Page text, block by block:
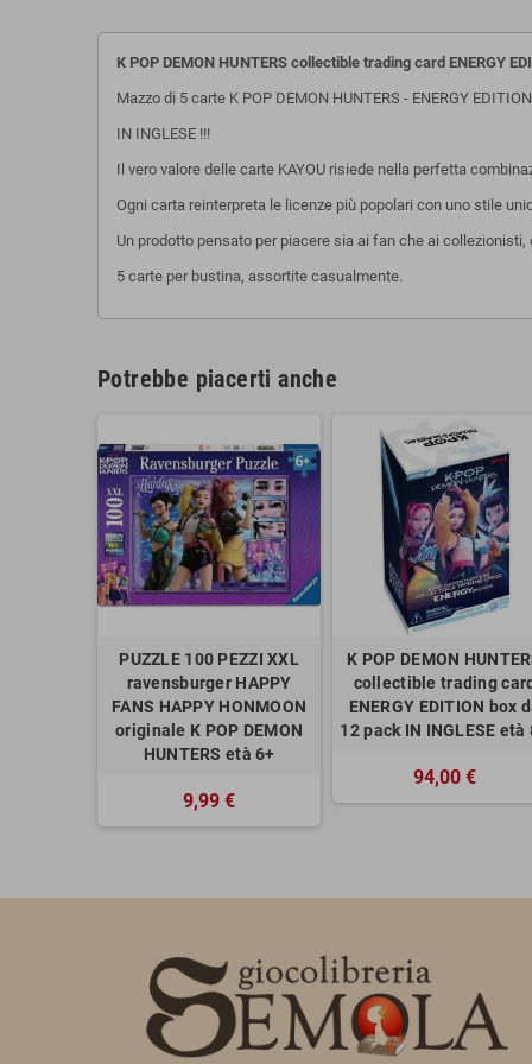
K POP DEMON HUNTERS collectible trading card ENERGY
Mazzo di 5 carte K POP DEMON HUNTERS - ENERGY
IN INGLESE !!!
Il vero valore delle carte KAYOU risiede nella perfetta
Ogni carta reinterpreta le licenze più popolari con uno stile
Un prodotto pensato per piacere sia ai fan che ai
5 carte per bustina, assortite casualmente.
Potrebbe piacerti anche
PUZZLE 100 PEZZI XXL
ravensburger HAPPY
FANS HAPPY HONMOON
originale K POP DEMON
HUNTERS età 6+
9,99 €
K POP DEMON
collectible trading
ENERGY EDITION box
12 pack IN INGLESE età
94,00 €